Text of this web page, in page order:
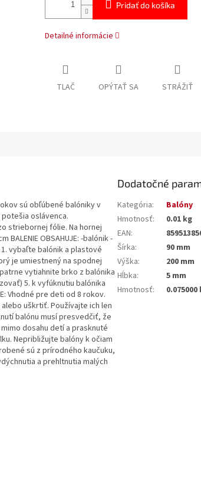
Pridať do košíka
Detailné informácie
TLAČ OPÝTAŤ SA STRÁŽIŤ
sú obľúbené balóniky v
oslávenca.
striebornej fólie. Na hornej
OBSAHUJE: -balónik -
1. vybaľte balónik a plastové
je umiestnený na spodnej
vytiahnite brko z balónika
5. k vyfúknutiu balónika
Vhodné pre deti od 8 rokov.
uškrtiť. Používajte ich len
balónu musí presvedčiť, že
dosahu detí a prasknuté
Nepribližujte balóny k očiam
sú z prírodného kaučuku,
a prehltnutia malých
Dodatočné
Kategória:
Balóny
Hmotnosť:
0.01 kg
EAN:
Šírka:
90 mm
Výška:
200 mm
Hĺbka:
5 mm
Hmotnosť: 0.075000